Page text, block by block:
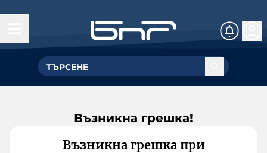
Възникна грешка!
Възникна грешка при